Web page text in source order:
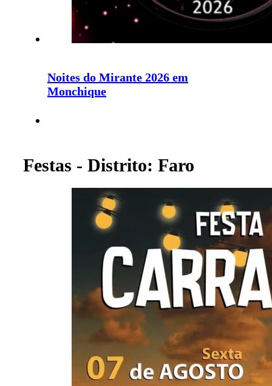
Noites do Mirante 2026 em
Monchique
Festas - Distrito: Faro